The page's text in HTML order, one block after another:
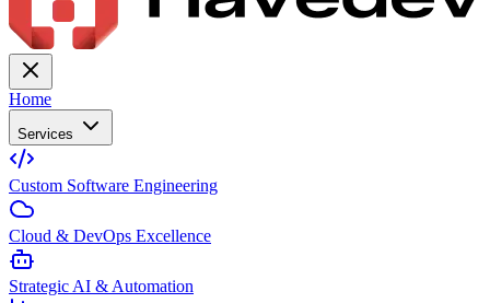
Home
Services
Custom Software Engineering
Cloud & DevOps Excellence
Strategic AI & Automation